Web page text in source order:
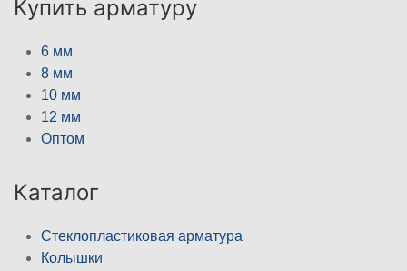
Купить арматуру
6 мм
8 мм
10 мм
12 мм
Оптом
Каталог
Стеклопластиковая арматура
Колышки